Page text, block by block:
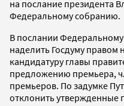
на послание президента
Федеральному собранию.
В послании
наделить Госдуму правом
кандидатуру главы
предложению премьера,
премьеров. По задумке
отклонить утвержденные